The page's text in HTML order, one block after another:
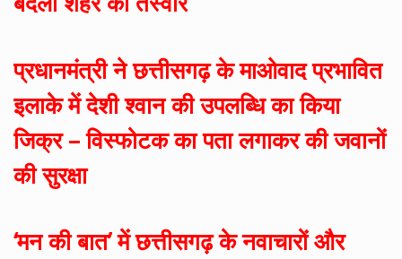
प्रधानमंत्री ने छत्तीसगढ़ के माओवाद प्रभावित
इलाके में देशी श्वान की उपलब्धि का किया
जिक्र – विस्फोटक का पता लगाकर की जवानों
की सुरक्षा
‘मन की बात’ में छत्तीसगढ़ के नवाचारों और